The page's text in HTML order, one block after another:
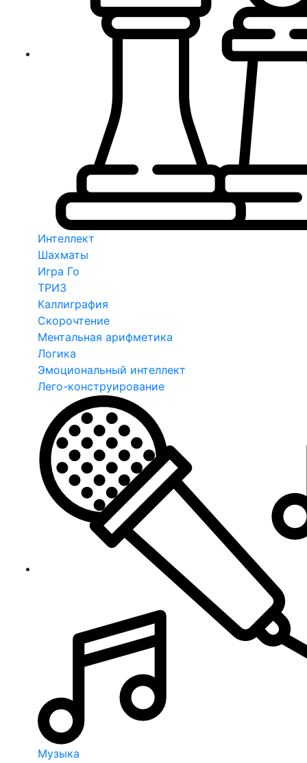
Интеллект
Шахматы
Игра Го
ТРИЗ
Каллиграфия
Скорочтение
Ментальная арифметика
Логика
Эмоциональный интеллект
Лего-конструирование
Музыка